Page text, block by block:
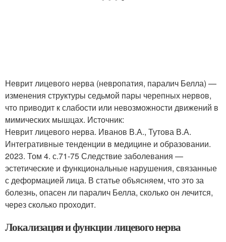
Неврит лицевого нерва (невропатия, паралич Белла) —
изменения структуры седьмой пары черепных нервов,
что приводит к слабости или невозможности движений в
мимических мышцах. Источник:
Неврит лицевого нерва. Иванов В.А., Тутова В.А.
Интегративные тенденции в медицине и образовании.
2023. Том 4. с.71-75 Следствие заболевания —
эстетические и функциональные нарушения, связанные
с деформацией лица. В статье объясняем, что это за
болезнь, опасен ли паралич Белла, сколько он лечится,
через сколько проходит.
Локализация и функции лицевого нерва